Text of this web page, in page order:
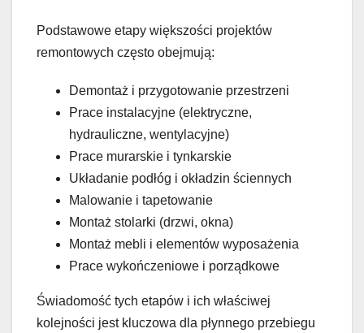
Podstawowe etapy większości projektów
remontowych często obejmują:
Demontaż i przygotowanie przestrzeni
Prace instalacyjne (elektryczne,
hydrauliczne, wentylacyjne)
Prace murarskie i tynkarskie
Układanie podłóg i okładzin ściennych
Malowanie i tapetowanie
Montaż stolarki (drzwi, okna)
Montaż mebli i elementów wyposażenia
Prace wykończeniowe i porządkowe
Świadomość tych etapów i ich właściwej
kolejności jest kluczowa dla płynnego przebiegu